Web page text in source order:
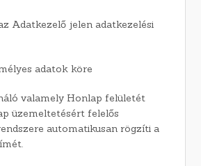
Adatkezelő jelen adatkezelési
adatok köre
valamely Honlap felületét
üzemeltetésért felelős
automatikusan rögzíti a